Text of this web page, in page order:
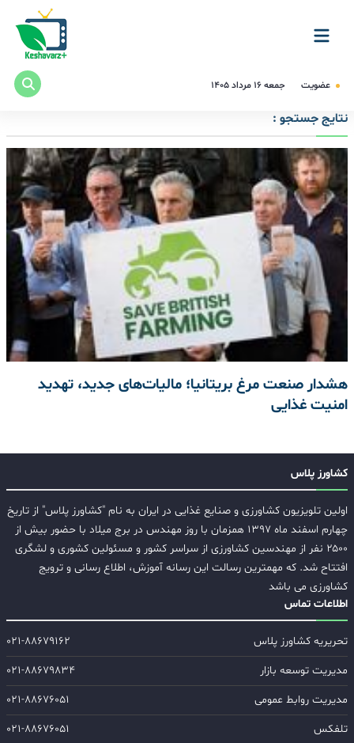
عضویت جمعه ۱۶ مرداد ۱۴۰۵
نتایج جستجو :
هشدار صنعت مرغ بریتانیا؛ مالیات‌های جدید، تهدید
امنیت غذایی
کشاورز پلاس
اولین تلویزیون کشاورزی و صنایع غذایی در ایران به نام "کشاورز پلاس" از تاریخ
چهارم اسفند ماه ۱۳۹۷ همزمان با روز مهندس در برج میلاد با حضور بیش از
۲۵۰۰ نفر از مهندسین کشاورزی از سراسر کشور و مسئولین کشوری و لشگری
افتتاح شد. که مهمترین رسالت این رسانه آموزش، اطلاع رسانی و ترویج
کشاورزی می باشد
اطلاعات تماس
تحریریه کشاورز پلاس
۰۲۱-۸۸۶۷۹۱۶۲
مدیریت توسعه بازار
۰۲۱-۸۸۶۷۹۸۳۴
مدیریت روابط عمومی
۰۲۱-۸۸۶۷۶۰۵۱
تلفکس
۰۲۱-۸۸۶۷۶۰۵۱